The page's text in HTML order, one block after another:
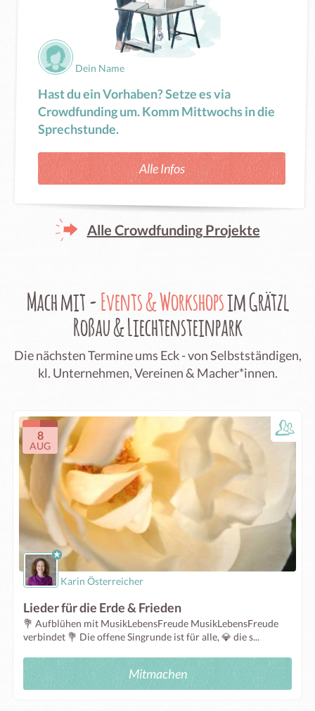
Dein Name
Hast du ein Vorhaben? Setze es via
Crowdfunding um. Komm Mittwochs in die
Sprechstunde.
Alle Infos
Alle Crowdfunding Projekte
Mach mit -Events & Workshopsim Grätzl
Roßau & Liechtensteinpark
Die nächsten Termine ums Eck - von Selbstständigen,
kl. Unternehmen, Vereinen & Macher*innen.
8
AUG
Karin Österreicher
Lieder für die Erde & Frieden
💐 Aufblühen mit MusikLebensFreude MusikLebensFreude
verbindet 💐 Die offene Singrunde ist für alle, 💎 die s...
Mitmachen